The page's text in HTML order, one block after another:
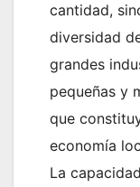
cantidad,
diversidad
grandes
pequeñas y
que
economía
La